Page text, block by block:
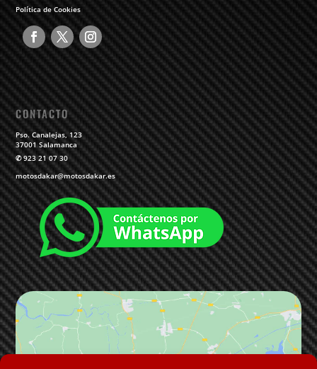
Política de Cookies
CONTACTO
Pso. Canalejas, 123
37001 Salamanca
✆923 21 07 30
motosdakar@motosdakar.es